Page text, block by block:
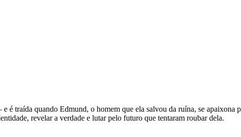
é traída quando Edmund, o homem que ela salvou da ruína, se
revelar a verdade e lutar pelo futuro que tentaram roubar dela.